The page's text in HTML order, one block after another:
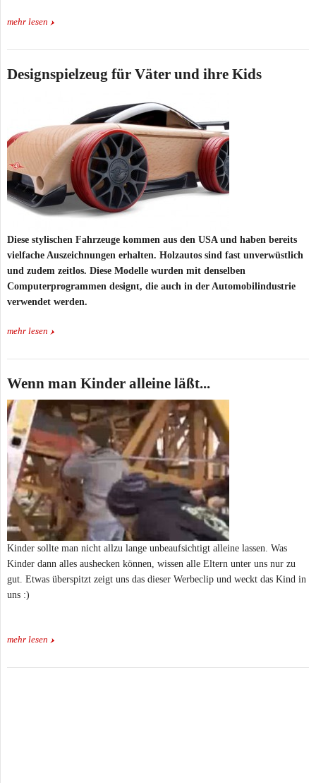
mehr lesen
Designspielzeug für Väter und ihre Kids
Diese stylischen Fahrzeuge kommen aus den USA und haben bereits
vielfache Auszeichnungen erhalten. Holzautos sind fast unverwüstlich
und zudem zeitlos. Diese Modelle wurden mit denselben
Computerprogrammen designt, die auch in der Automobilindustrie
verwendet werden.
mehr lesen
Wenn man Kinder alleine läßt...
Kinder sollte man nicht allzu lange unbeaufsichtigt alleine lassen. Was
Kinder dann alles aushecken können, wissen alle Eltern unter uns nur zu
gut. Etwas überspitzt zeigt uns das dieser Werbeclip und weckt das Kind in
uns :)
mehr lesen